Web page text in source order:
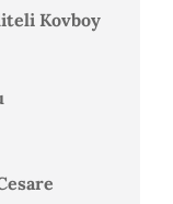
Kovboy